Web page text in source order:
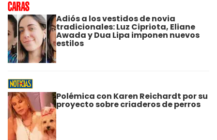
Adiós a los vestidos de novia
tradicionales: Luz Cipriota, Eliane
Awada y Dua Lipa imponen nuevos
estilos
Polémica con Karen Reichardt por su
proyecto sobre criaderos de perros